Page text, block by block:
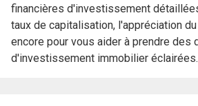
financières d'investissement
taux de capitalisation, l'appréciation
encore pour vous aider à prendre des
d'investissement immobilier éclairées.